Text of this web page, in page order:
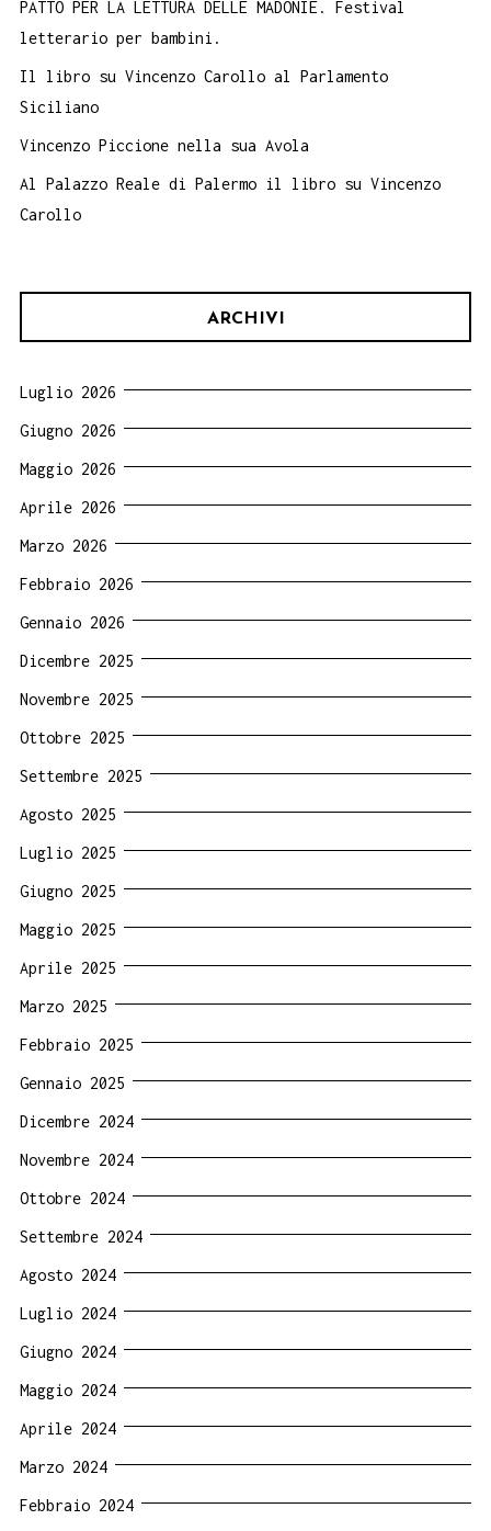
PATTO PER LA LETTURA DELLE MADONIE. Festival
letterario per bambini.
Il libro su Vincenzo Carollo al Parlamento
Siciliano
Vincenzo Piccione nella sua Avola
Al Palazzo Reale di Palermo il libro su Vincenzo
Carollo
ARCHIVI
Luglio 2026
Giugno 2026
Maggio 2026
Aprile 2026
Marzo 2026
Febbraio 2026
Gennaio 2026
Dicembre 2025
Novembre 2025
Ottobre 2025
Settembre 2025
Agosto 2025
Luglio 2025
Giugno 2025
Maggio 2025
Aprile 2025
Marzo 2025
Febbraio 2025
Gennaio 2025
Dicembre 2024
Novembre 2024
Ottobre 2024
Settembre 2024
Agosto 2024
Luglio 2024
Giugno 2024
Maggio 2024
Aprile 2024
Marzo 2024
Febbraio 2024